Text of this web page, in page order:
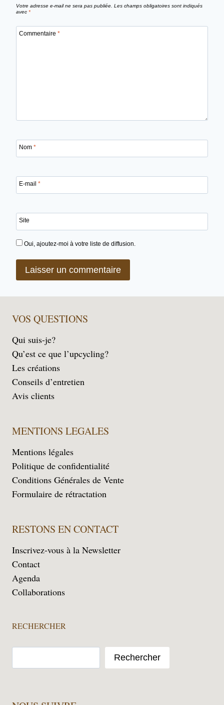
Votre adresse e-mail ne sera pas publiée. Les champs obligatoires sont indiqués
avec *
Commentaire *
Nom *
E-mail *
Site
Oui, ajoutez-moi à votre liste de diffusion.
VOS QUESTIONS
Qui suis-je?
Qu’est ce que l’upcycling?
Les créations
Conseils d’entretien
Avis clients
MENTIONS LEGALES
Mentions légales
Politique de confidentialité
Conditions Générales de Vente
Formulaire de rétractation
RESTONS EN CONTACT
Inscrivez-vous à la Newsletter
Contact
Agenda
Collaborations
RECHERCHER
Rechercher